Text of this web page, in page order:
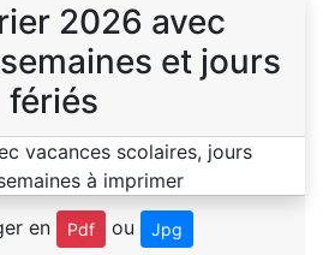
2026 avec
et jours
fériés
en Pdf ou Jpg